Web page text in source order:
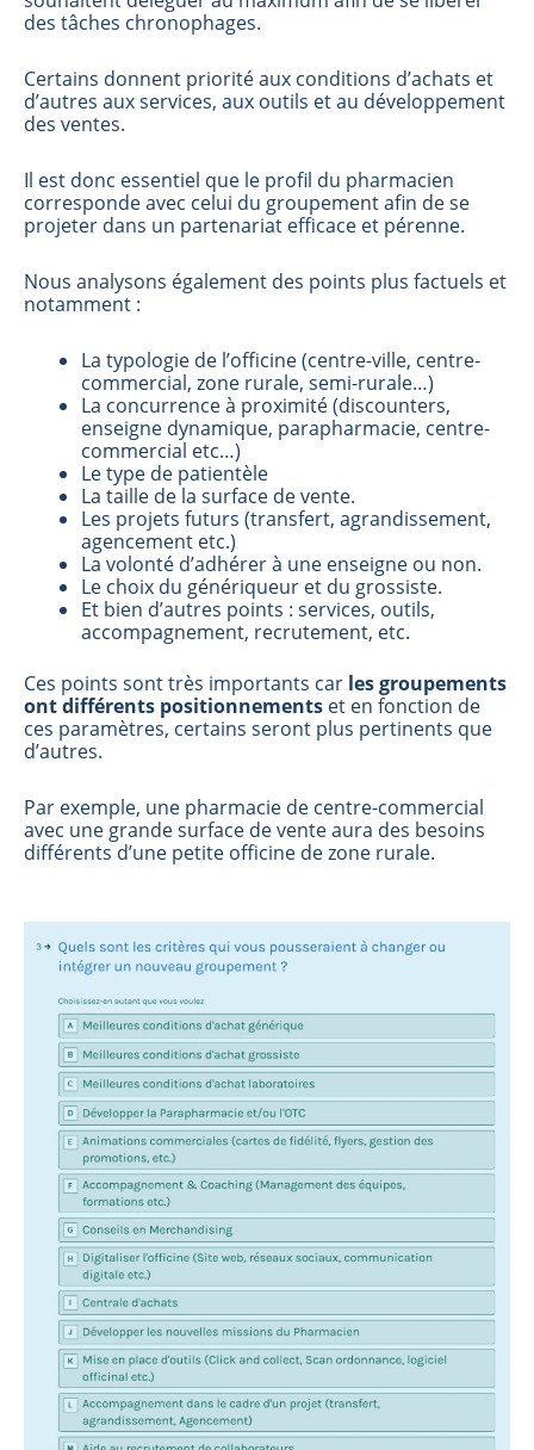
des tâches chronophages.
Certains donnent priorité aux conditions d’achats et
d’autres aux services, aux outils et au développement
des ventes.
Il est donc essentiel que le profil du pharmacien
corresponde avec celui du groupement afin de se
projeter dans un partenariat efficace et pérenne.
Nous analysons également des points plus factuels et
notamment :
La typologie de l’officine (centre-ville, centre-
commercial, zone rurale, semi-rurale…)
La concurrence à proximité (discounters,
enseigne dynamique, parapharmacie, centre-
commercial etc…)
Le type de patientèle
La taille de la surface de vente.
Les projets futurs (transfert, agrandissement,
agencement etc.)
La volonté d’adhérer à une enseigne ou non.
Le choix du génériqueur et du grossiste.
Et bien d’autres points : services, outils,
accompagnement, recrutement, etc.
Ces points sont très importants car les groupements
ont différents positionnements et en fonction de
ces paramètres, certains seront plus pertinents que
d’autres.
Par exemple, une pharmacie de centre-commercial
avec une grande surface de vente aura des besoins
différents d’une petite officine de zone rurale.